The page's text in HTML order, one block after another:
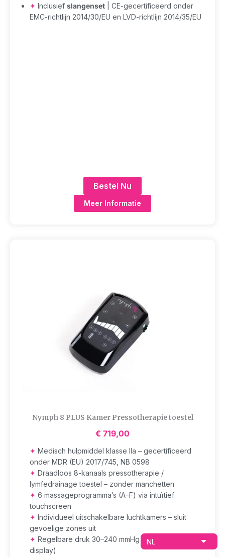
✦ Inclusief slangenset | CE-gecertificeerd onder
EMC-richtlijn 2014/30/EU en LVD-richtlijn 2014/35/EU
Bestel Nu
Meer Informatie
Nymph 8 PLUS Kamer Pressotherapie toestel
€ 719,00
✦ Medisch hulpmiddel klasse IIa – gecertificeerd
onder MDR (EU) 2017/745, NB 0598
✦ Draadloos 8-kanaals pressotherapie /
lymfedrainage toestel – zonder manchetten
✦ 6 massageprogramma’s (A–F) via intuïtief
touchscreen
✦ Individueel uitschakelbare luchtkamers – sluit
gevoelige zones uit
✦ Regelbare druk 30–240 mmHg (niveau 1–16 op
display)